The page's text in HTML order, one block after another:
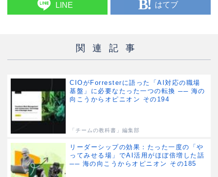
LINE はてブ
関連記事
CIOがForresterに語った「AI対応の職場
基盤」に必要なたった一つの転換 ── 海の
向こうからオピニオン その194
「チームの教科書」編集部
リーダーシップの効果：たった一度の「や
ってみせる場」でAI活用がほぼ倍増した話
── 海の向こうからオピニオン その185